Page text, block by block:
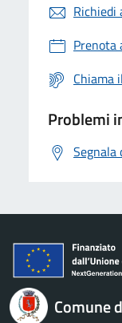
Richiedi
Prenota
Chiama
Problemi
Segnala
Comune